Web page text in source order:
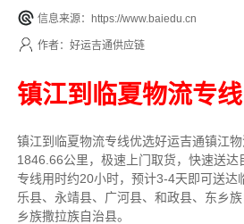
信息来源：https://www.baiedu.cn
作者：好运吉通供应链
镇江到临夏物流专线
镇江到临夏物流专线优选好运吉通镇江
1846.66公里， 极速上门取货，快速送
专线用时约20小时，预计3-4天即可送达
乐县、永靖县、广河县、和政县、东乡
乡族撒拉族自治县。